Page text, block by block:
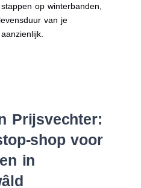
op winterbanden,
van je
aanzienlijk.
Prijsvechter:
shop voor
in